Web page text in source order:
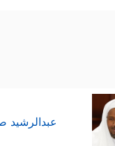
عبدالرشيد